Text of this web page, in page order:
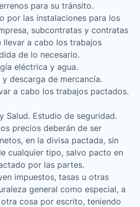
para su tránsito.
por las instalaciones para los
subcontratas y contratas
llevar a cabo los trabajos
de lo necesario.
eléctrica y agua.
descarga de mercancía.
a cabo los trabajos pactados.
Salud. Estudio de seguridad.
precios deberán de ser
en la divisa pactada, sin
cualquier tipo, salvo pacto en
por las partes.
impuestos, tasas u otras
general como especial, a
cosa por escrito, teniendo